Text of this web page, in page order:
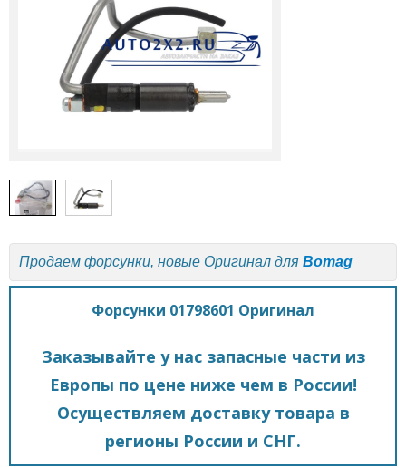
Продаем форсунки, новые Оригинал для Bomag
Форсунки 01798601 Оригинал
Заказывайте у нас запасные части из
Европы по цене ниже чем в России!
Осуществляем доставку товара в
регионы России и СНГ.